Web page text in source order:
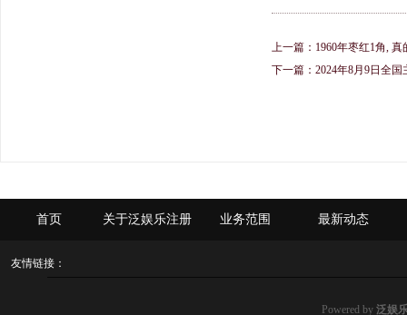
上一篇： 1960年枣红1角,
下一篇： 2024年8月9日全
首页 关于泛娱乐注册 业务范围 最新动态
友情链接：
Powered by 泛娱